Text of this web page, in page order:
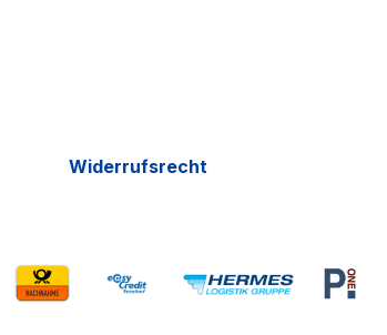
Widerrufsrecht